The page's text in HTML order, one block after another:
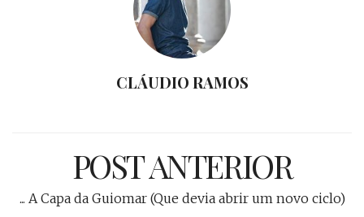
CLÁUDIO RAMOS
POST ANTERIOR
... A Capa da Guiomar (Que devia abrir um novo ciclo)